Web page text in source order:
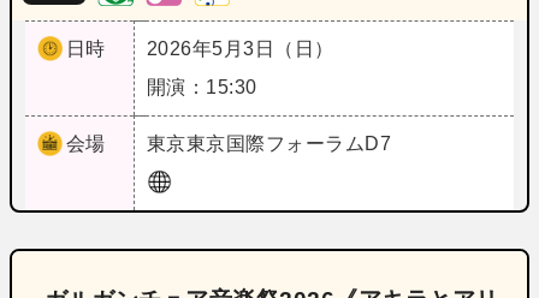
日時
2026年5月3日（日）
開演：15:30
会場 東京東京国際フォーラムD7